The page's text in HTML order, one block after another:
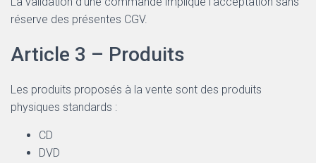
réserve des présentes CGV.
Article 3 – Produits
Les produits proposés à la vente sont des produits
physiques standards :
CD
DVD